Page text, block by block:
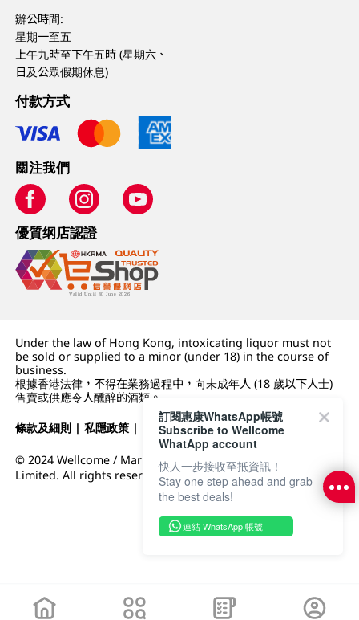
辦公時間:
星期一至五
上午九時至下午五時 (星期六、
日及公眾假期休息)
付款方式
關注我們
優質纲店認證
Under the law of Hong Kong, intoxicating liquor must not
be sold or supplied to a minor (under 18) in the course of
business.
根據香港法律，不得在業務過程中，向未成年人 (18 歲以下人士)
售賣或供應令人醺醉的酒類。
條款及細則 |私隱政策 | DFI零售集團
© 2024 Wellcome / Market Place. The Dairy Farm Company
Limited. All rights reserved.
訂閱惠康WhatsApp帳號
Subscribe to Wellcome
WhatApp account
快人一步接收至抵資訊！
Stay one step ahead and grab
the best deals!
連結 WhatsApp 帳號